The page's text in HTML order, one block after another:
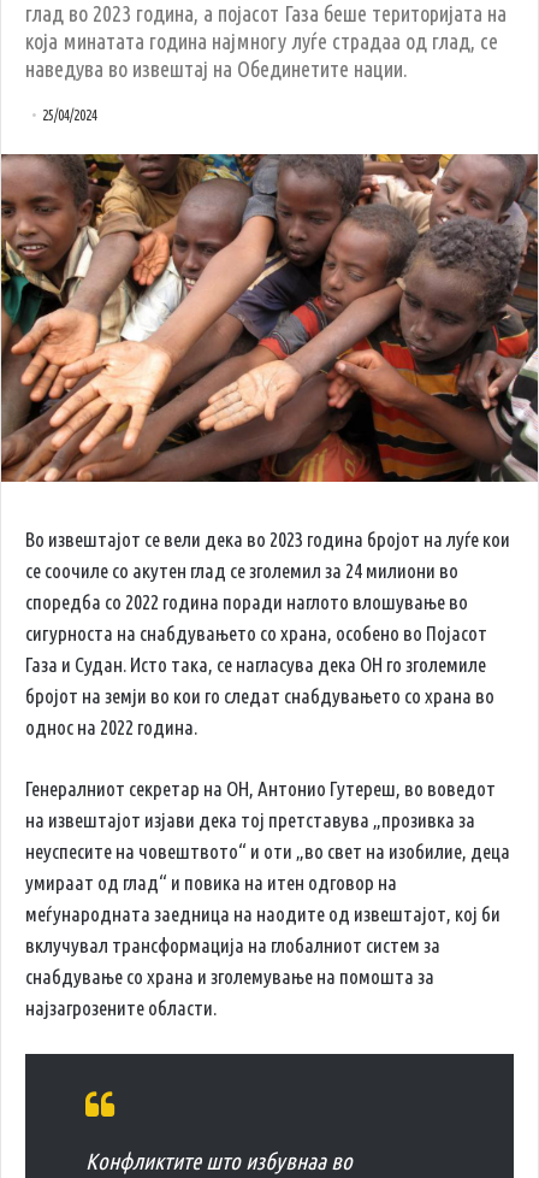
глад во 2023 година, а појасот Газа беше територијата на
која минатата година најмногу луѓе страдаа од глад, се
наведува во извештај на Обединетите нации.
25/04/2024
Во извештајот се вели дека во 2023 година бројот на луѓе кои
се соочиле со акутен глад се зголемил за 24 милиони во
споредба со 2022 година поради наглото влошување во
сигурноста на снабдувањето со храна, особено во Појасот
Газа и Судан. Исто така, се нагласува дека ОН го зголемиле
бројот на земји во кои го следат снабдувањето со храна во
однос на 2022 година.
Генералниот секретар на ОН, Антонио Гутереш, во воведот
на извештајот изјави дека тој претставува „прозивка за
неуспесите на човештвото“ и оти „во свет на изобилие, деца
умираат од глад“ и повика на итен одговор на
меѓународната заедница на наодите од извештајот, кој би
вклучувал трансформација на глобалниот систем за
снабдување со храна и зголемување на помошта за
најзагрозените области.
Конфликтите што избувнаа во